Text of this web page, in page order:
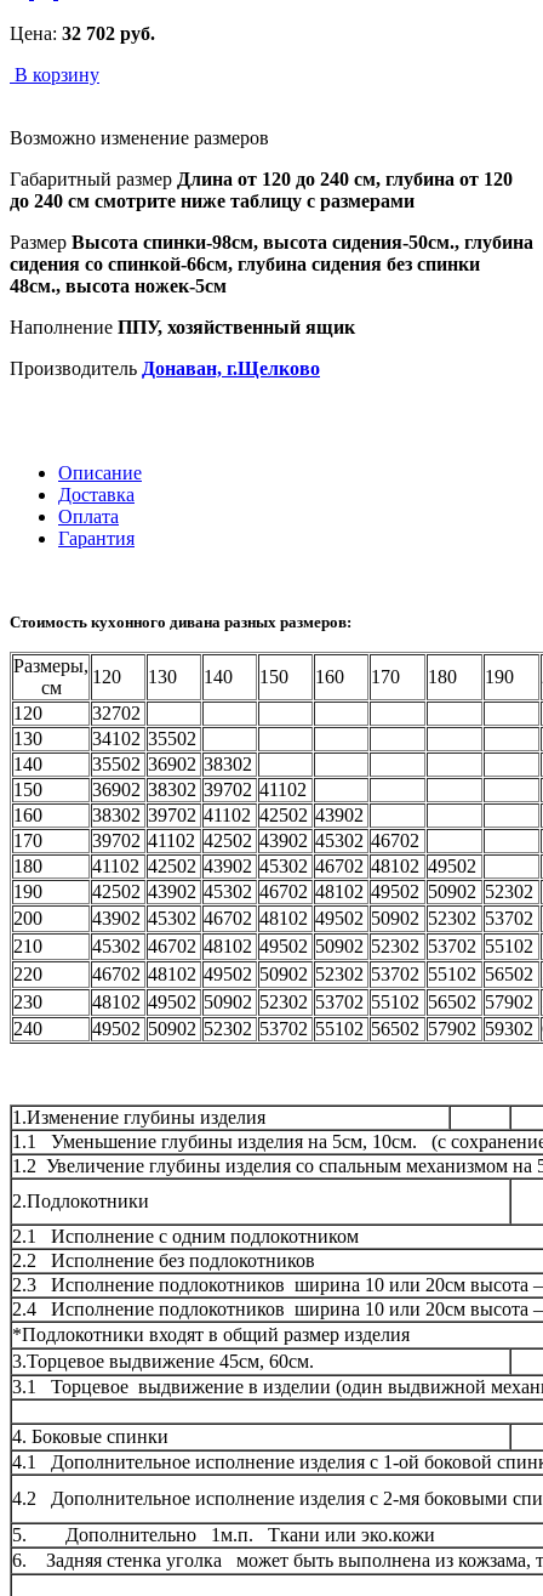
Цена: 32 702 руб.
В корзину
Возможно изменение размеров
Габаритный размер Длина от 120 до 240 см, глубина от 120
до 240 см смотрите ниже таблицу с размерами
Размер Высота спинки-98см, высота сидения-50см., глубина
сидения со спинкой-66см, глубина сидения без спинки
48см., высота ножек-5см
Наполнение ППУ, хозяйственный ящик
Производитель Донаван, г.Щелково
Описание
Доставка
Оплата
Гарантия
Стоимость кухонного дивана разных размеров:
Размеры,
см
120 130 140 150 160 170 180 190
120
32702
130
34102 35502
140
35502 36902 38302
150
36902 38302 39702 41102
160
38302 39702 41102 42502 43902
170
39702 41102 42502 43902 45302 46702
180
41102 42502 43902 45302 46702 48102 49502
190
42502 43902 45302 46702 48102 49502 50902 52302
200
43902 45302 46702 48102 49502 50902 52302 53702
210
45302 46702 48102 49502 50902 52302 53702 55102
220
46702 48102 49502 50902 52302 53702 55102 56502
230
48102 49502 50902 52302 53702 55102 56502 57902
240
49502 50902 52302 53702 55102 56502 57902 59302
1.Изменение глубины изделия
1.1 Уменьшение глубины изделия на 5см, 10см.
(с
1.2 Увеличение глубины изделия со спальным механизмом на
2.Подлокотники
2.1 Исполнение с одним подлокотником
2.2 Исполнение без подлокотников
2.3 Исполнение подлокотников ширина 10 или 20см высота
2.4 Исполнение подлокотников ширина 10 или 20см высота
*Подлокотники входят в общий размер изделия
3.Торцевое выдвижение 45см, 60см.
3.1 Торцевое выдвижение в изделии (один выдвижной
4. Боковые спинки
4.1 Дополнительное исполнение изделия с 1-ой боковой
4.2 Дополнительное исполнение изделия с 2-мя боковыми
5. Дополнительно 1м.п. Ткани или эко.кожи
6. Задняя стенка уголка может быть выполнена из